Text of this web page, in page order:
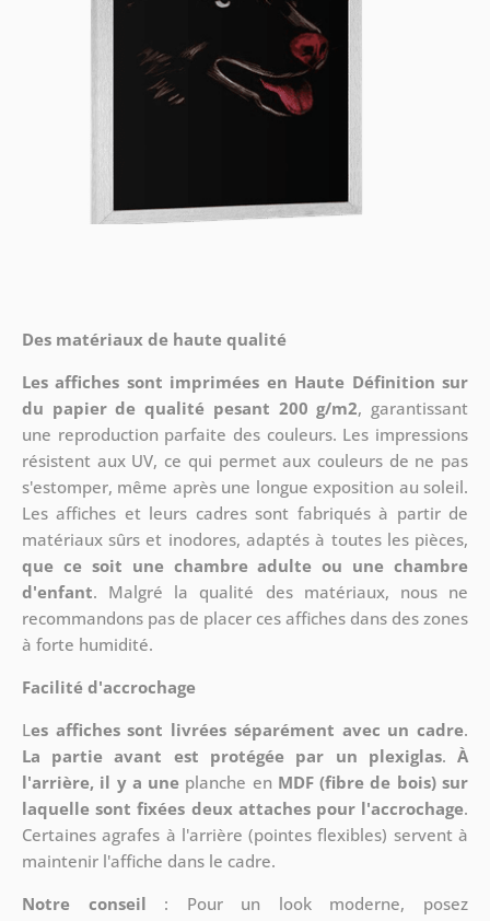
Des matériaux de haute qualité
Les affiches sont imprimées en Haute Définition sur
du papier de qualité pesant 200 g/m2, garantissant
une reproduction parfaite des couleurs. Les impressions
résistent aux UV, ce qui permet aux couleurs de ne pas
s'estomper, même après une longue exposition au soleil.
Les affiches et leurs cadres sont fabriqués à partir de
matériaux sûrs et inodores, adaptés à toutes les pièces,
que ce soit une chambre adulte ou une chambre
d'enfant. Malgré la qualité des matériaux, nous ne
recommandons pas de placer ces affiches dans des zones
à forte humidité.
Facilité d'accrochage
Les affiches sont livrées séparément avec un cadre.
La partie avant est protégée par un plexiglas.À
l'arrière, il y a une planche en MDF (fibre de bois) sur
laquelle sont fixées deux attaches pour l'accrochage.
Certaines agrafes à l'arrière (pointes flexibles) servent à
maintenir l'affiche dans le cadre.
Notre conseil : Pour un look moderne, posez